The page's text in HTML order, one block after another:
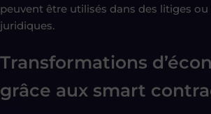
peuvent être utilisés dans des litiges
juridiques.
Transformations
grâce aux smart